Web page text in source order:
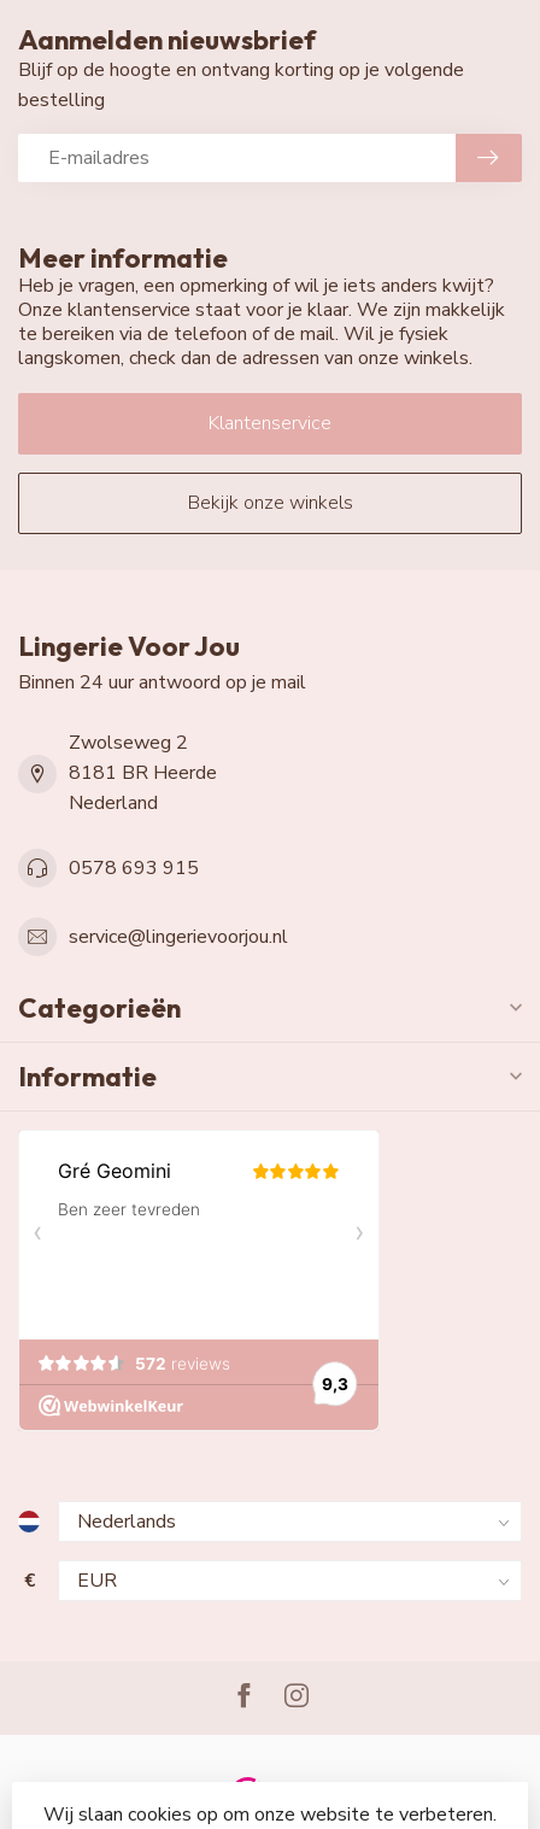
Meer informatie
Heb je vragen, een opmerking of wil je iets anders kwijt?
Onze klantenservice staat voor je klaar. We zijn makkelijk
te bereiken via de telefoon of de mail. Wil je fysiek
langskomen, check dan de adressen van onze winkels.
Klantenservice
Bekijk onze winkels
Aanmelden nieuwsbrief
Blijf op de hoogte en ontvang korting op je volgende
bestelling
Lingerie Voor Jou
Binnen 24 uur antwoord op je mail
Zwolseweg 2
8181 BR Heerde
Nederland
0578 693 915
service@lingerievoorjou.nl
Categorieën
Informatie
€
Wij slaan cookies op om onze website te verbeteren.